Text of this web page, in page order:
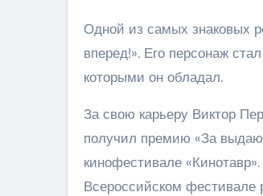
Одной из самых знаковых
вперед!». Его персонаж
которыми он обладал.
За свою карьеру Виктор
получил премию «За
кинофестивале
Всероссийском фестивале